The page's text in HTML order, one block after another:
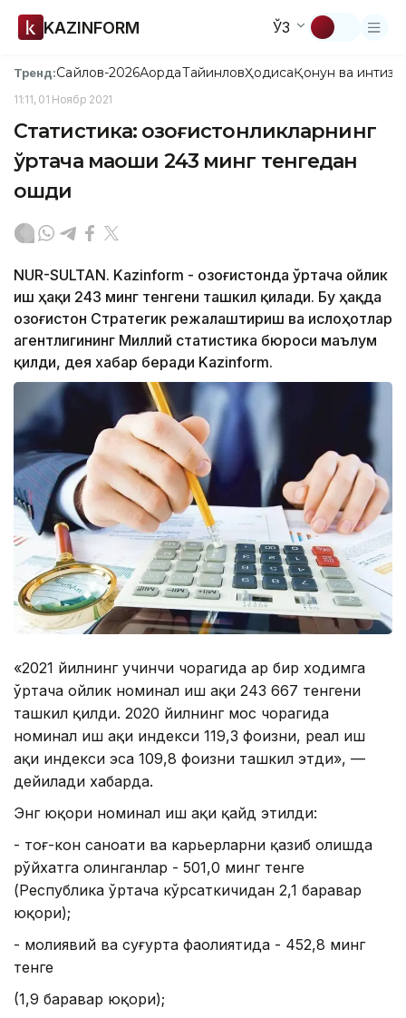
KAZINFORM ЎЗ
Тренд:Сайлов-2026АқордаТайинловҲодисаҚонун ва
11:11, 01 Ноябр 2021
Статистика: Қозоғистонликларнинг
ўртача маоши 243 минг тенгедан
ошди
NUR-SULTAN. Kazinform - Қозоғистонда ўртача ойлик
иш ҳақи 243 минг тенгени ташкил қилади. Бу ҳақда
Қозоғистон Стратегик режалаштириш ва ислоҳотлар
агентлигининг Миллий статистика бюроси маълум
қилди, дея хабар беради Kazinform.
«2021 йилнинг учинчи чорагида ҳар бир ходимга
ўртача ойлик номинал иш ҳақи 243 667 тенгени
ташкил қилди. 2020 йилнинг мос чорагида
номинал иш ҳақи индекси 119,3 фоизни, реал иш
ҳақи индекси эса 109,8 фоизни ташкил этди», —
дейилади хабарда.
Энг юқори номинал иш ҳақи қайд этилди:
- тоғ-кон саноати ва карьерларни қазиб олишда
рўйхатга олинганлар - 501,0 минг тенге
(Республика ўртача кўрсаткичидан 2,1 баравар
юқори);
- молиявий ва суғурта фаолиятида - 452,8 минг
тенге
(1,9 баравар юқори);